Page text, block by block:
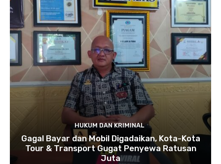
HUKUM DAN KRIMINAL
Gagal Bayar dan Mobil Digadaikan, Kota-Kota
Tour & Transport Gugat Penyewa Ratusan
Juta